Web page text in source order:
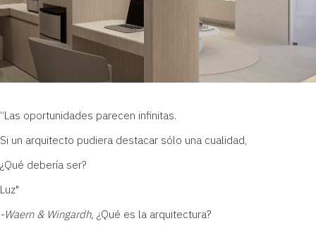
“Las oportunidades parecen infinitas.
Si un arquitecto pudiera destacar sólo una cualidad,
¿Qué debería ser?
Luz"
-Waern & Wingardh, ¿Qué es la arquitectura?